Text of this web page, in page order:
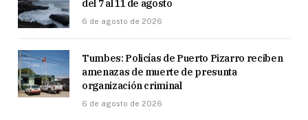
del 7 al 11 de agosto
6 de agosto de 2026
Tumbes: Policías de Puerto Pizarro reciben
amenazas de muerte de presunta
organización criminal
6 de agosto de 2026